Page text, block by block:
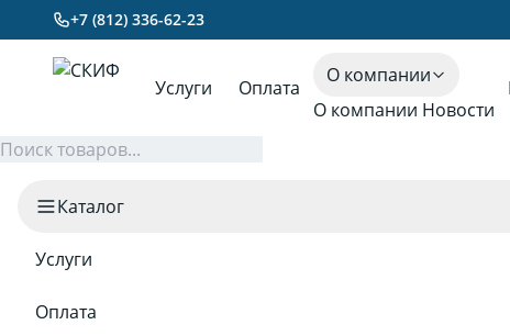
+7 (812) 336-62-23
Услуги Оплата
О компании
О компании Новости
Каталог
Услуги
Оплата